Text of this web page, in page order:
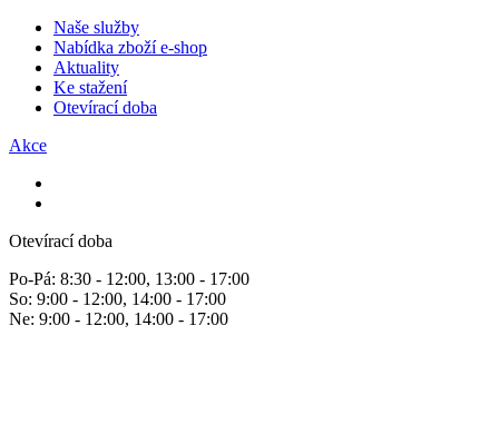
Naše služby
Nabídka zboží e-shop
Aktuality
Ke stažení
Otevírací doba
Akce
Otevírací doba
Po-Pá: 8:30 - 12:00, 13:00 - 17:00
So: 9:00 - 12:00, 14:00 - 17:00
Ne: 9:00 - 12:00, 14:00 - 17:00